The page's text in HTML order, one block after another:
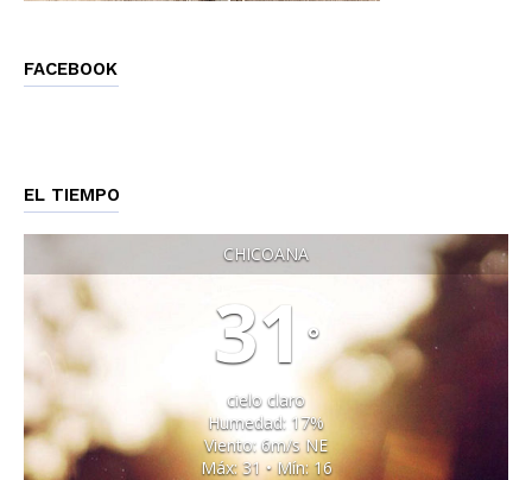
FACEBOOK
EL TIEMPO
CHICOANA
31 °
cielo claro
Humedad: 17%
Viento: 6m/s NE
Máx: 31 • Mín: 16